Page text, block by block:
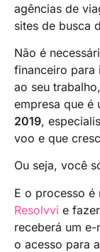
agências de
sites de busca
Não é
financeiro para
ao seu
empresa que é
2019,
voo e que
Ou seja, você
E o processo é
Resolvvi e
receberá um e-
o acesso para